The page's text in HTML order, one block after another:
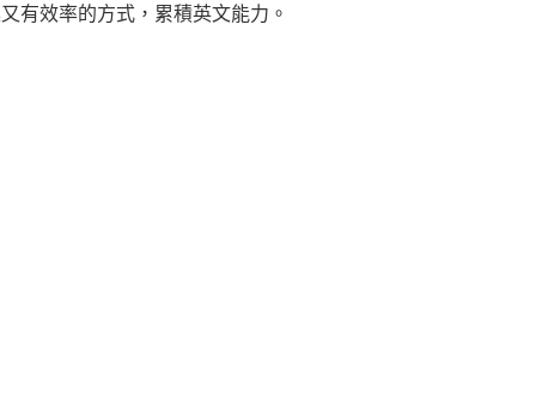
有效率的方式，累積英文能力。